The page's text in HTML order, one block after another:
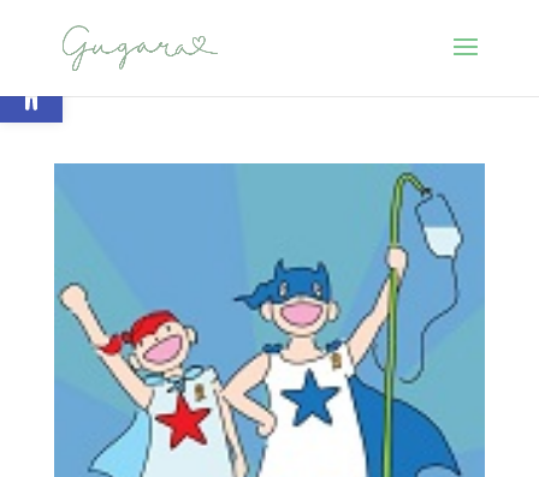
Abrir barra de herramientas